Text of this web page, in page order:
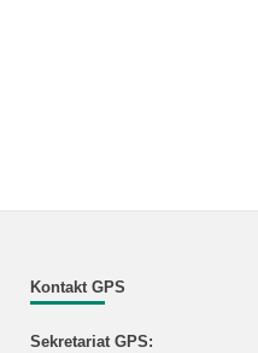
Kontakt GPS
Sekretariat GPS: